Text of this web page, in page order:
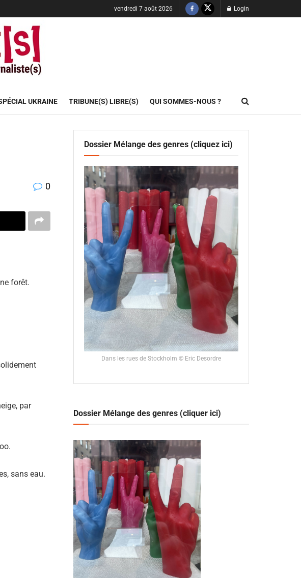
vendredi 7 août 2026 Login
UKRAINE TRIBUNE(S) LIBRE(S) QUI SOMMES-NOUS ?
0
forêt.
par
sans eau.
Dossier Mélange des genres (cliquez ici)
Dans les rues de Stockholm © Eric Desordre
Dossier Mélange des genres (cliquer ici)